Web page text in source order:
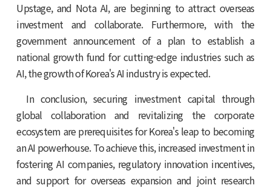
Upstage, and Nota AI, are beginning to attract overseas
investment and collaborate. Furthermore, with the
government announcement of a plan to establish a
national growth fund for cutting-edge industries such as
AI, the growth of Korea's AI industry is expected.
In conclusion, securing investment capital through
global collaboration and revitalizing the corporate
ecosystem are prerequisites for Korea's leap to becoming
an AI powerhouse. To achieve this, increased investment in
fostering AI companies, regulatory innovation incentives,
and support for overseas expansion and joint research